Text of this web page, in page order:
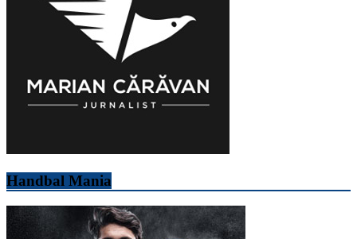
Handbal Mania